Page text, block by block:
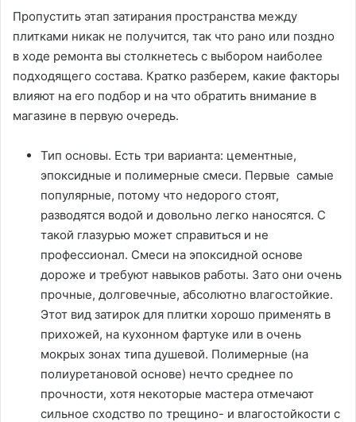
Пропустить этап затирания пространства между
плитками никак не получится, так что рано или поздно
в ходе ремонта вы столкнетесь с выбором наиболее
подходящего состава. Кратко разберем, какие факторы
влияют на его подбор и на что обратить внимание в
магазине в первую очередь.
Тип основы. Есть три варианта: цементные,
эпоксидные и полимерные смеси. Первые самые
популярные, потому что недорого стоят,
разводятся водой и довольно легко наносятся. С
такой глазурью может справиться и не
профессионал. Смеси на эпоксидной основе
дороже и требуют навыков работы. Зато они очень
прочные, долговечные, абсолютно влагостойкие.
Этот вид затирок для плитки хорошо применять в
прихожей, на кухонном фартуке или в очень
мокрых зонах типа душевой. Полимерные (на
полиуретановой основе) нечто среднее по
прочности, хотя некоторые мастера отмечают
сильное сходство по трещино- и влагостойкости с